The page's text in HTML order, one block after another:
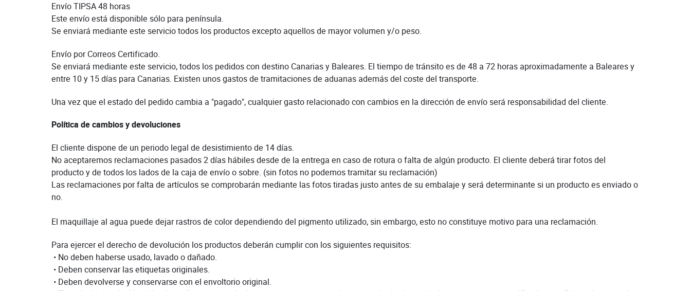
Envío TIPSA 48 horas
Este envío está disponible sólo para península.
Se enviará mediante este servicio todos los productos excepto aquellos de mayor volumen y/o peso.
Envío por Correos Certificado.
Se enviará mediante este servicio, todos los pedidos con destino Canarias y Baleares. El tiempo de tránsito es de 48 a 72 horas aproximadamente a Baleares y
entre 10 y 15 días para Canarias. Existen unos gastos de tramitaciones de aduanas además del coste del transporte.
Una vez que el estado del pedido cambia a "pagado", cualquier gasto relacionado con cambios en la dirección de envío será responsabilidad del cliente.
Política de cambios y devoluciones
El cliente dispone de un periodo legal de desistimiento de 14 días.
No aceptaremos reclamaciones pasados 2 días hábiles desde de la entrega en caso de rotura o falta de algún producto. El cliente deberá tirar fotos del
producto y de todos los lados de la caja de envío o sobre. (sin fotos no podemos tramitar su reclamación)
Las reclamaciones por falta de artículos se comprobarán mediante las fotos tiradas justo antes de su embalaje y será determinante si un producto es enviado o
no.
El maquillaje al agua puede dejar rastros de color dependiendo del pigmento utilizado, sin embargo, esto no constituye motivo para una reclamación.
Para ejercer el derecho de devolución los productos deberán cumplir con los siguientes requisitos:
• No deben haberse usado, lavado o dañado.
• Deben conservar las etiquetas originales.
• Deben devolverse y conservarse con el envoltorio original.